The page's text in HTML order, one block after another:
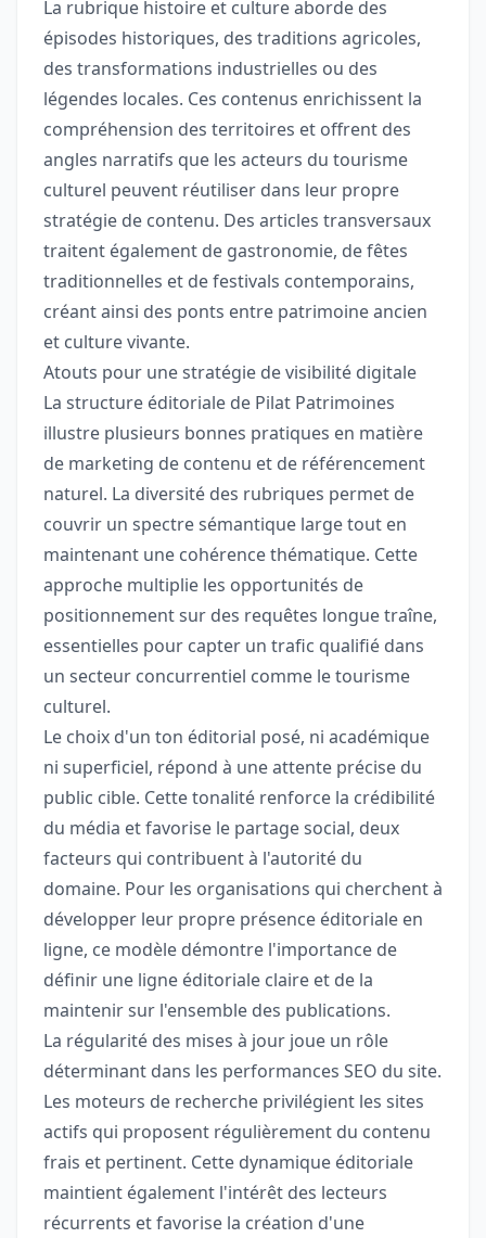
La rubrique histoire et culture aborde des
épisodes historiques, des traditions agricoles,
des transformations industrielles ou des
légendes locales. Ces contenus enrichissent la
compréhension des territoires et offrent des
angles narratifs que les acteurs du tourisme
culturel peuvent réutiliser dans leur propre
stratégie de contenu. Des articles transversaux
traitent également de gastronomie, de fêtes
traditionnelles et de festivals contemporains,
créant ainsi des ponts entre patrimoine ancien
et culture vivante.
Atouts pour une stratégie de visibilité digitale
La structure éditoriale de Pilat Patrimoines
illustre plusieurs bonnes pratiques en matière
de marketing de contenu et de référencement
naturel. La diversité des rubriques permet de
couvrir un spectre sémantique large tout en
maintenant une cohérence thématique. Cette
approche multiplie les opportunités de
positionnement sur des requêtes longue traîne,
essentielles pour capter un trafic qualifié dans
un secteur concurrentiel comme le tourisme
culturel.
Le choix d'un ton éditorial posé, ni académique
ni superficiel, répond à une attente précise du
public cible. Cette tonalité renforce la crédibilité
du média et favorise le partage social, deux
facteurs qui contribuent à l'autorité du
domaine. Pour les organisations qui cherchent à
développer leur propre présence éditoriale en
ligne, ce modèle démontre l'importance de
définir une ligne éditoriale claire et de la
maintenir sur l'ensemble des publications.
La régularité des mises à jour joue un rôle
déterminant dans les performances SEO du site.
Les moteurs de recherche privilégient les sites
actifs qui proposent régulièrement du contenu
frais et pertinent. Cette dynamique éditoriale
maintient également l'intérêt des lecteurs
récurrents et favorise la création d'une